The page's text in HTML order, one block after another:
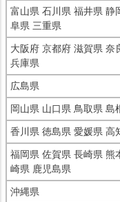
富山県 石川県 福井県 静
阜県 三重県
大阪府 京都府 滋賀県 奈
兵庫県
広島県
岡山県 山口県 鳥取県 島
香川県 徳島県 愛媛県 高
福岡県 佐賀県 長崎県 熊
崎県 鹿児島県
沖縄県